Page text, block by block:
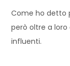
Come ho detto
però oltre a
influenti.